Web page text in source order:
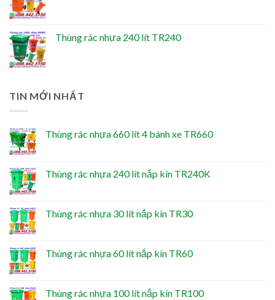
Thùng rác nhựa 240 lít TR240
TIN MỚI NHẤT
Thùng rác nhựa 660 lít 4 bánh xe TR660
Thùng rác nhựa 240 lít nắp kín TR240K
Thùng rác nhựa 30 lít nắp kín TR30
Thùng rác nhựa 60 lít nắp kín TR60
Thùng rác nhựa 100 lít nắp kín TR100